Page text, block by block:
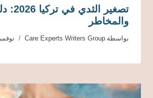
تصغير
والمخاطر
بواسطة Care Experts Writers Group نوفمبر